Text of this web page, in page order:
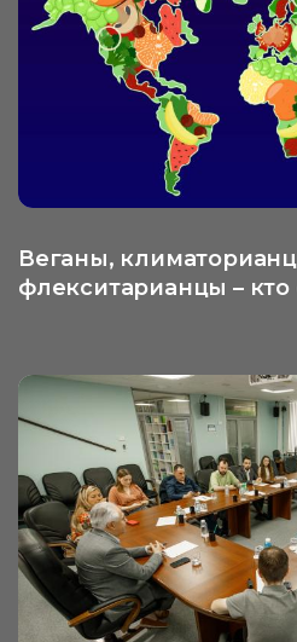
Веганы,
флекситарианцы – кто